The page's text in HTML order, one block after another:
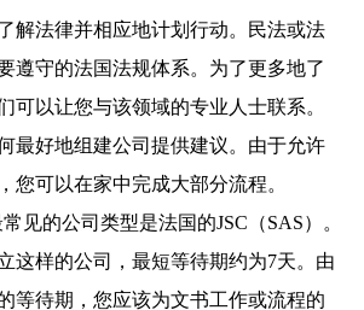
解法律并相应地计划行动。民法或法
遵守的法国法规体系。为了更多地了
可以让您与该领域的专业人士联系。
最好地组建公司提供建议。由于允许
您可以在家中完成大部分流程。
见的公司类型是法国的JSC（SAS）。
这样的公司，最短等待期约为7天。由
等待期，您应该为文书工作或流程的